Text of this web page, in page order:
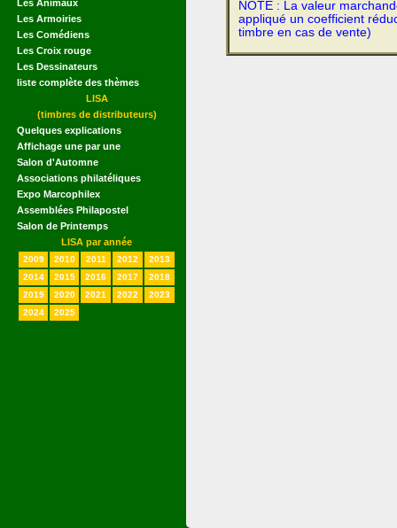
Les Animaux
Les Armoiries
Les Comédiens
Les Croix rouge
Les Dessinateurs
liste complète des thèmes
LISA
(timbres de distributeurs)
Quelques explications
Affichage une par une
Salon d'Automne
Associations philatéliques
Expo Marcophilex
Assemblées Philapostel
Salon de Printemps
LISA par année
2009 2010 2011 2012
2013
2014
2015 2016 2017
2018
2019
2020 2021 2022
2023
2024
2025
NOTE : La valeur
appliqué un coefficient
timbre en cas de vente)